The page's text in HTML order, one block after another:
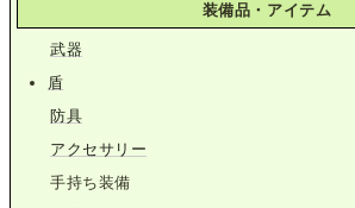
装備品・アイテム
武器
盾
防具
アクセサリー
手持ち装備